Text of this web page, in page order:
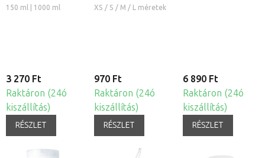
masszázs krém
150 ml | 1000 ml
3 270 Ft
Raktáron (24ó
kiszállítás)
RÉSZLET
szilikon köpöly
XS / S / M / L méretek
970 Ft
Raktáron (24ó
kiszállítás)
RÉSZLET
6 890 Ft
Raktáron (24ó
kiszállítás)
RÉSZLET